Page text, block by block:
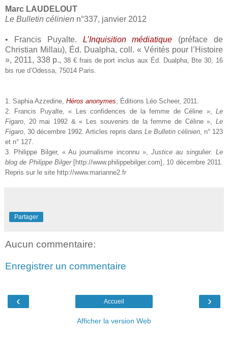
Marc LAUDELOUT
Le Bulletin célinien n°337, janvier 2012
• Francis Puyalte. L’Inquisition médiatique (préface de
Christian Millau), Éd. Dualpha, coll. « Vérités pour l’Histoire
», 2011, 338 p.,38 € frais de port inclus aux Éd. Dualpha, Bte 30, 16
bis rue d’Odessa, 75014 Paris.
1. Saphia Azzedine, Héros anonymes , Éditions Léo Scheer, 2011.
2. Francis Puyalte, « Les confidences de la femme de Céline », Le
Figaro , 20 mai 1992 & « Les souvenirs de la femme de Céline », Le
Figaro , 30 décembre 1992. Articles repris dans Le Bulletin célinien , n° 123
et n° 127.
3. Philippe Bilger, « Au journalisme inconnu »,Justice au singulier. Le
blog de Philippe Bilger [http://www.philippebilger.com], 10 décembre 2011.
Repris sur le site http://www.marianne2.fr
Partager
Aucun commentaire:
Enregistrer un commentaire
‹ ›
Accueil
Afficher la version Web